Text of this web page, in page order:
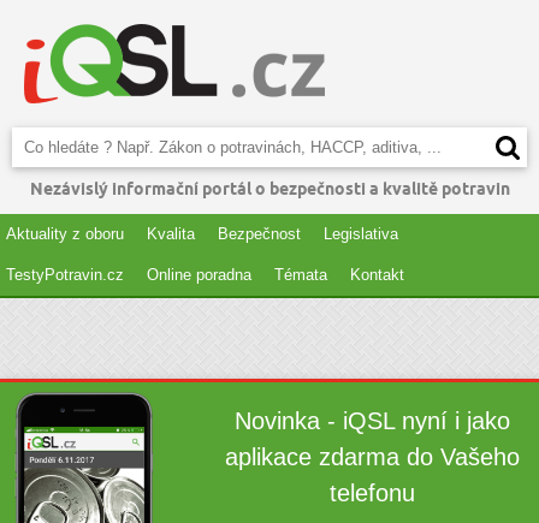
Nezávislý informační portál o bezpečnosti a kvalitě potravin
Aktuality z oboru Kvalita Bezpečnost Legislativa
TestyPotravin.cz Online poradna Témata Kontakt
Novinka - iQSL nyní i jako
aplikace zdarma do Vašeho
telefonu